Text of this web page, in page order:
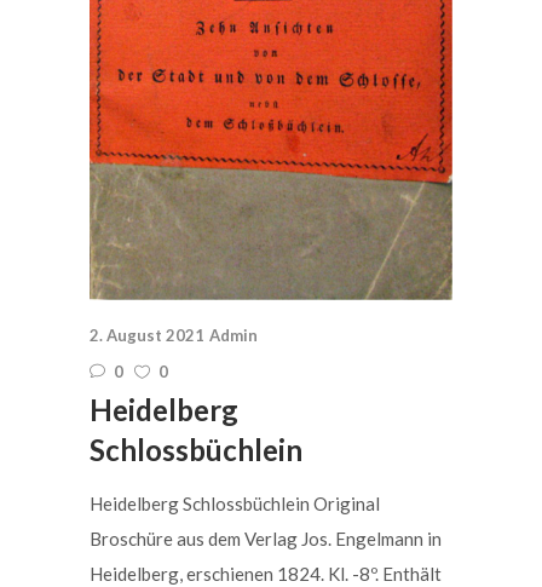
2. August 2021 Admin
0
0
Heidelberg
Schlossbüchlein
Heidelberg Schlossbüchlein Original
Broschüre aus dem Verlag Jos. Engelmann in
Heidelberg, erschienen 1824. Kl. -8º. Enthält